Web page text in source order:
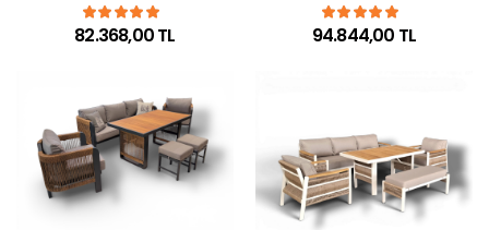
82.368,00 TL 94.844,00 TL